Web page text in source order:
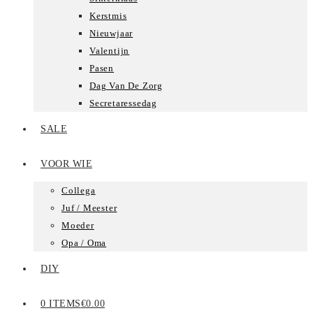
Kerstmis
Nieuwjaar
Valentijn
Pasen
Dag Van De Zorg
Secretaressedag
SALE
VOOR WIE
Collega
Juf / Meester
Moeder
Opa / Oma
DIY
0 ITEMS€0.00